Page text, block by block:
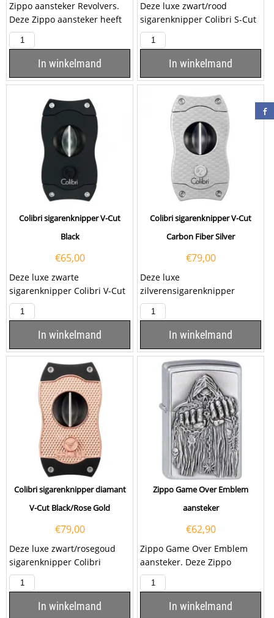
Zippo aansteker Revolvers.
Deze Zippo aansteker heeft
een geborsteld chromen
afwerking en aan de...
In winkelmand
Deze luxe zwart/rood
sigarenknipper Colibri S-Cut
(Closed Back) is voorzien van
twee snijmessen van...
In winkelmand
Colibri sigarenknipper V-Cut
Black
€65,00
Deze luxe zwarte
sigarenknipper Colibri V-Cut
Black is voorzien van twee
snijmessen van roestvrij...
In winkelmand
Colibri sigarenknipper V-Cut
Carbon Fiber Silver
€79,00
Deze luxe
zilverensigarenknipper
Colibri V-Cut Carbon Fiber
Silver is voorzien van twee
snijmessen...In winkelmand
Colibri sigarenknipper diamant
V-Cut Black/Rose Gold
€79,00
Deze luxe zwart/rosegoud
sigarenknipper Colibri
diamant V-Cut Black is
voorzien van twee
snijmessen...In winkelmand
Zippo Game Over Emblem
aansteker
€62,90
Zippo Game Over Emblem
aansteker. Deze Zippo
aansteker heeft een
geborsteld chromen
afwerking...In winkelmand